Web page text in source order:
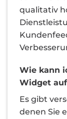
qualitativ
Wie kann
Widget
Es gibt
denen Sie